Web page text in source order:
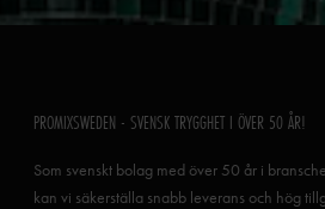
PROMIXSWEDEN - SVENSK TRYGGHET I ÖVER 50 ÅR!
Som svenskt bolag med över 50 år i
kan vi säkerställa snabb leverans och hög